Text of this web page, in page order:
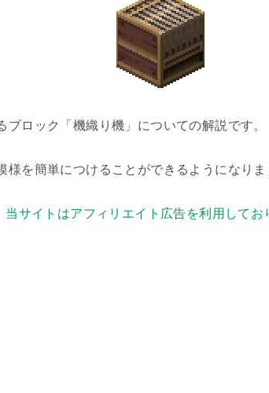
ブロック「機織り機」についての解説です。
様を簡単につけることができるようになりま
当サイトはアフィリエイト広告を利用してお